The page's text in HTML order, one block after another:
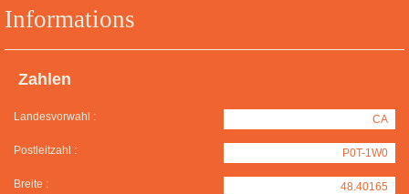
Informations
Zahlen
Landesvorwahl : CA
Postleitzahl : P0T-1W0
Breite : 48.40165